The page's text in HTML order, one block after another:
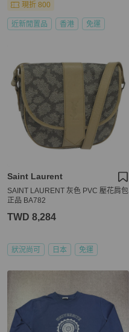
現折 800
近新閒置品 香港 免運
Saint Laurent
SAINT LAURENT 灰色 PVC 壓花肩包
正品 BA782
TWD 8,284
狀況尚可 日本 免運